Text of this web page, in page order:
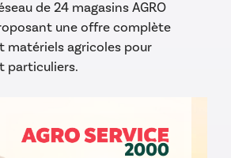
de 24 magasins AGRO
une offre complète
matériels agricoles pour
particuliers.